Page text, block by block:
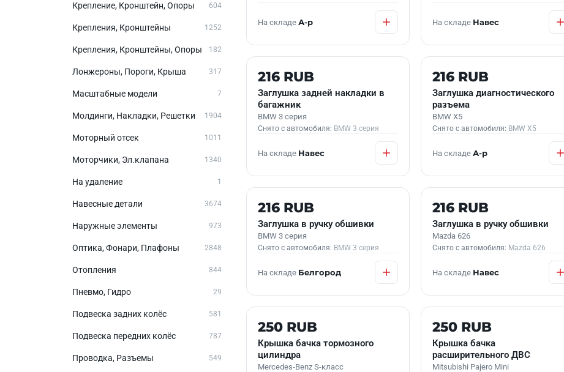
Крепление, Кронштейн, Опоры 604
Крепления, Кронштейны 1252
Крепления, Кронштейны, Опоры 182
Лонжероны, Пороги, Крыша 317
Масштабные модели 7
Молдинги, Накладки, Решетки 1904
Моторный отсек 1011
Моторчики, Эл.клапана 1340
На удаление 1
Навесные детали 3674
Наружные элементы 973
Оптика, Фонари, Плафоны 2848
Отопления 844
Пневмо, Гидро 29
Подвеска задних колёс 581
Подвеска передних колёс 787
Проводка, Разъемы 549
На складе А-р На складе Навес
Б/У В НАЛИЧИИ
216 RUB
Заглушка задней накладки в
багажник
BMW 3 серия
Снято с автомобиля: BMW 3 серия
На складе Навес
Б/У В НАЛИЧИИ
216 RUB
Заглушка диагностического
разъема
BMW X5
Снято с автомобиля: BMW X5
На складе А-р
Б/У В НАЛИЧИИ
216 RUB
Заглушка в ручку обшивки
BMW 3 серия
Снято с автомобиля: BMW 3 серия
На складе Белгород
Б/У В НАЛИЧИИ
216 RUB
Заглушка в ручку обшивки
Mazda 626
Снято с автомобиля: Mazda 626
На складе Навес
Б/У В НАЛИЧИИ
250 RUB
Крышка бачка тормозного
цилиндра
Mercedes-Benz S-класс
Б/У В НАЛИЧИИ
250 RUB
Крышка бачка
расширительного ДВС
Mitsubishi Pajero Mini